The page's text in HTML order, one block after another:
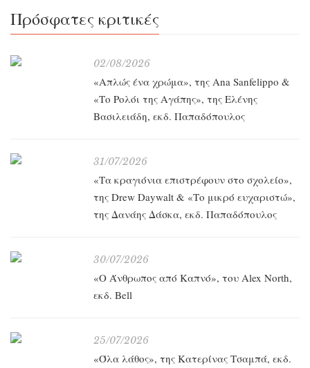
Πρόσφατες κριτικές
02/08/2026
«Απλώς ένα χρώμα», της Ana Sanfelippo &
«Το Ρολόι της Αγάπης», της Ελένης
Βασιλειάδη, εκδ. Παπαδόπουλος
31/07/2026
«Τα κραγιόνια επιστρέφουν στο σχολείο»,
της Drew Daywalt & «Το μικρό ευχαριστώ»,
της Δανάης Δάσκα, εκδ. Παπαδόπουλος
30/07/2026
«O Άνθρωπος από Καπνό», του Alex North,
εκδ. Bell
25/07/2026
«Όλα λάθος», της Κατερίνας Τσαμπά, εκδ.